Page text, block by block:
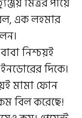
এক লহমার
নিশ্চয়ই
দিকে।
মামা ফোন
বিল করেছে!